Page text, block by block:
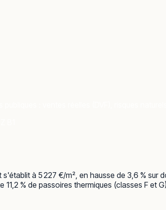
à 5 227 €/m², en hausse de 3,6 %
% de passoires thermiques (classes F